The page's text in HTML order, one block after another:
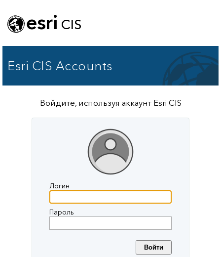
esri CIS
Esri CIS Accounts
Войдите, используя аккаунт Esri CIS
Логин
Пароль